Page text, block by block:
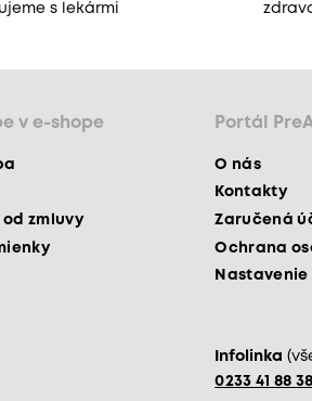
s lekármi
v e-shope
zmluvy
Portál
O nás
Kontakty
Zaručená
Ochrana
Nastavenie
Infolinka
0233 41 88 38